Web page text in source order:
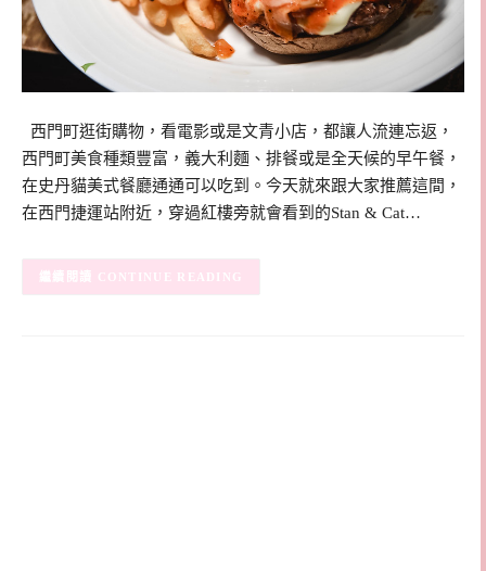
西門町逛街購物，看電影或是文青小店，都讓人流連忘返，
西門町美食種類豐富，義大利麵、排餐或是全天候的早午餐，
在史丹貓美式餐廳通通可以吃到。今天就來跟大家推薦這間，
在西門捷運站附近，穿過紅樓旁就會看到的Stan & Cat…
CONTINUE READING